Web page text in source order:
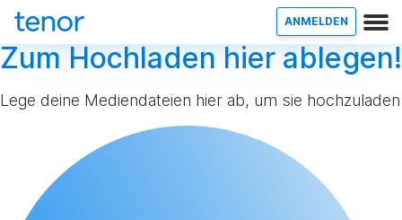
ANMELDEN
Zum Hochladen hier ablegen!
Lege deine Mediendateien hier ab, um sie hochzuladen